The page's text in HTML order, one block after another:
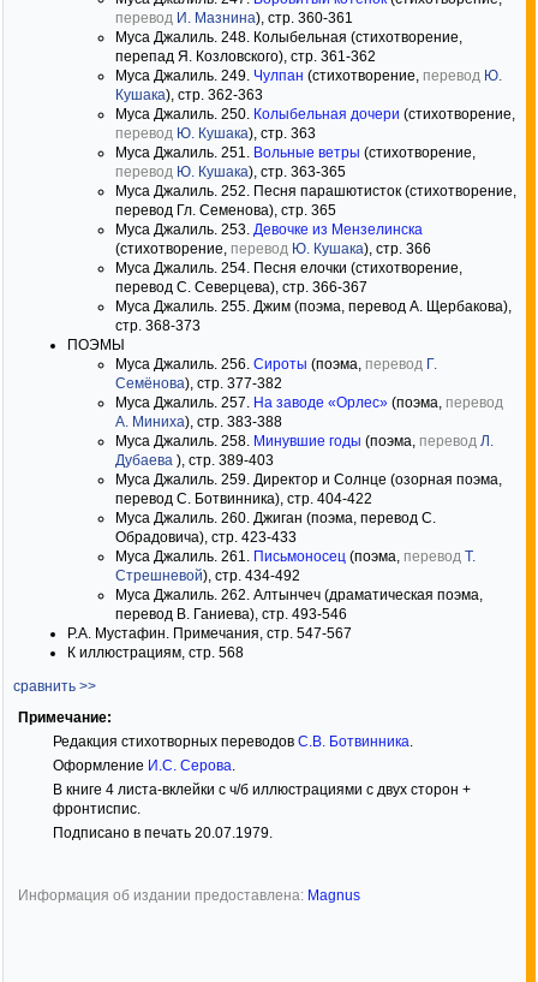
перевод И. Мазнина), стр. 360-361
Муса Джалиль. 248. Колыбельная (стихотворение,
перепад Я. Козловского), стр. 361-362
Муса Джалиль. 249. Чулпан (стихотворение, перевод Ю.
Кушака), стр. 362-363
Муса Джалиль. 250. Колыбельная дочери (стихотворение,
перевод Ю. Кушака), стр. 363
Муса Джалиль. 251. Вольные ветры (стихотворение,
перевод Ю. Кушака), стр. 363-365
Муса Джалиль. 252. Песня парашютисток (стихотворение,
перевод Гл. Семенова), стр. 365
Муса Джалиль. 253. Девочке из Мензелинска
(стихотворение, перевод Ю. Кушака), стр. 366
Муса Джалиль. 254. Песня елочки (стихотворение,
перевод С. Северцева), стр. 366-367
Муса Джалиль. 255. Джим (поэма, перевод А. Щербакова),
стр. 368-373
ПОЭМЫ
Муса Джалиль. 256. Сироты (поэма, перевод Г.
Семёнова), стр. 377-382
Муса Джалиль. 257. На заводе «Орлес» (поэма, перевод
А. Миниха), стр. 383-388
Муса Джалиль. 258. Минувшие годы (поэма, перевод Л.
Дубаева ), стр. 389-403
Муса Джалиль. 259. Директор и Солнце (озорная поэма,
перевод С. Ботвинника), стр. 404-422
Муса Джалиль. 260. Джиган (поэма, перевод С.
Обрадовича), стр. 423-433
Муса Джалиль. 261. Письмоносец (поэма, перевод Т.
Стрешневой), стр. 434-492
Муса Джалиль. 262. Алтынчеч (драматическая поэма,
перевод В. Ганиева), стр. 493-546
Р.А. Мустафин. Примечания, стр. 547-567
К иллюстрациям, стр. 568
сравнить >>
Примечание:
Редакция стихотворных переводов С.В. Ботвинника.
Оформление И.С. Серова.
В книге 4 листа-вклейки с ч/б иллюстрациями с двух сторон +
фронтиспис.
Подписано в печать 20.07.1979.
Информация об издании предоставлена: Magnus